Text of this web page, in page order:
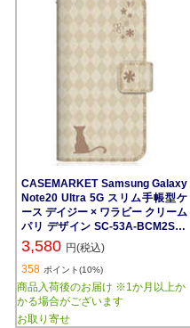
CASEMARKET Samsung Galaxy
Note20 Ultra 5G スリム手帳型ケ
ース デイジー × ワラビー クリーム
パリ デザイン SC-53A-BCM2S20
86-78
3,580 円(税込)
358 ポイント(10%)
商品入荷後のお届け ※1か月以上か
かる場合がございます
お取り寄せ